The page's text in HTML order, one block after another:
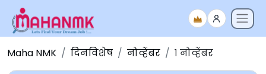
Maha NMK दिनविशेष नोव्हेंबर १ नोव्हेंबर